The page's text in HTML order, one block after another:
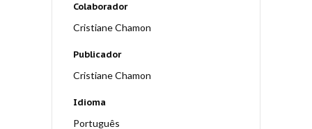
Colaborador
Cristiane Chamon
Publicador
Cristiane Chamon
Idioma
Português